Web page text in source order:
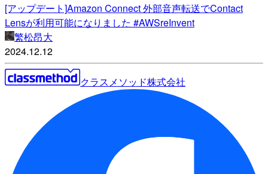
[アップデート]Amazon Connect 外部音声転送でContact
Lensが利用可能になりました #AWSreInvent
繁松昂大
2024.12.12
クラスメソッド株式会社